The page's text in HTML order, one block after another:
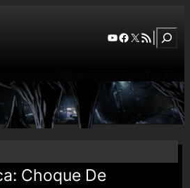
YouTube
Facebook
X RSS Feed
Choque De